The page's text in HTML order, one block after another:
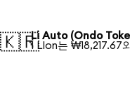
🇰🇷Li Auto (Ondo
1 LIon는 ₩18,217.67